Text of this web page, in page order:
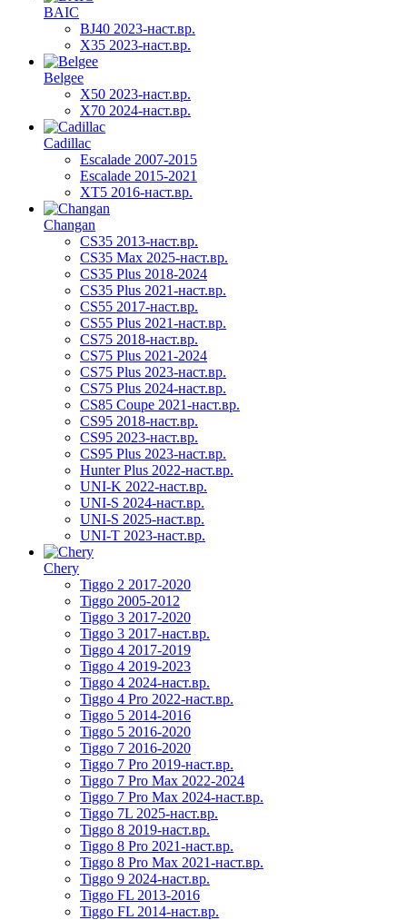
BAIC
BJ40 2023-наст.вр.
X35 2023-наст.вр.
Belgee
X50 2023-наст.вр.
X70 2024-наст.вр.
Cadillac
Escalade 2007-2015
Escalade 2015-2021
XT5 2016-наст.вр.
Changan
CS35 2013-наст.вр.
CS35 Max 2025-наст.вр.
CS35 Plus 2018-2024
CS35 Plus 2021-наст.вр.
CS55 2017-наст.вр.
CS55 Plus 2021-наст.вр.
CS75 2018-наст.вр.
CS75 Plus 2021-2024
CS75 Plus 2023-наст.вр.
CS75 Plus 2024-наст.вр.
CS85 Coupe 2021-наст.вр.
CS95 2018-наст.вр.
CS95 2023-наст.вр.
CS95 Plus 2023-наст.вр.
Hunter Plus 2022-наст.вр.
UNI-K 2022-наст.вр.
UNI-S 2024-наст.вр.
UNI-S 2025-наст.вр.
UNI-T 2023-наст.вр.
Chery
Tiggo 2 2017-2020
Tiggo 2005-2012
Tiggo 3 2017-2020
Tiggo 3 2017-наст.вр.
Tiggo 4 2017-2019
Tiggo 4 2019-2023
Tiggo 4 2024-наст.вр.
Tiggo 4 Pro 2022-наст.вр.
Tiggo 5 2014-2016
Tiggo 5 2016-2020
Tiggo 7 2016-2020
Tiggo 7 Pro 2019-наст.вр.
Tiggo 7 Pro Max 2022-2024
Tiggo 7 Pro Max 2024-наст.вр.
Tiggo 7L 2025-наст.вр.
Tiggo 8 2019-наст.вр.
Tiggo 8 Pro 2021-наст.вр.
Tiggo 8 Pro Max 2021-наст.вр.
Tiggo 9 2024-наст.вр.
Tiggo FL 2013-2016
Tiggo FL 2014-наст.вр.